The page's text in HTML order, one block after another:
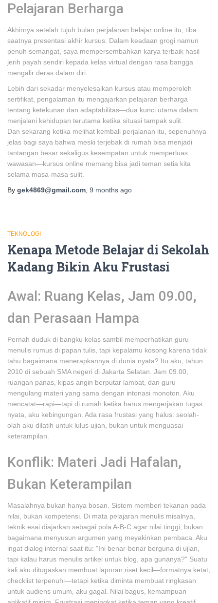
Pelajaran Berharga
Akhirnya setelah tujuh bulan perjalanan belajar online itu, tiba
saatnya presentasi akhir kursus. Dalam keadaan grogi namun
penuh semangat, saya mempersembahkan karya terbaik hasil
jerih payah sendiri kepada kelas virtual dengan rasa bangga
mengalir deras dalam diri.
Lebih dari sekadar menyelesaikan kursus atau memperoleh
sertifikat, pengalaman itu mengajarkan pelajaran berharga
tentang ketekunan dan adaptabilitas—dua kunci utama dalam
menjalani kehidupan terutama ketika situasi tampak sulit.
Dan sekarang ketika melihat kembali perjalanan itu, sepenuhnya
jelas bagi saya bahwa meski terjebak di rumah bisa menjadi
tantangan besar sekaligus kesempatan untuk memperluas
wawasan—kursus online memang bisa jadi teman setia kita
selama masa-masa sulit.
By gek4869@gmail.com 9 months ago
TEKNOLOGI
Kenapa Metode Belajar di Sekolah
Kadang Bikin Aku Frustasi
Awal: Ruang Kelas, Jam 09.00,
dan Perasaan Hampa
Pernah duduk di bangku kelas sambil memperhatikan guru
menulis rumus di papan tulis, tapi kepalamu kosong karena tidak
tahu bagaimana menerapkannya di dunia nyata? Itu aku, tahun
2010 di sebuah SMA negeri di Jakarta Selatan. Jam 09.00,
ruangan panas, kipas angin berputar lambat, dan guru
mengulang materi yang sama dengan intonasi monoton. Aku
mencatat—rapi—tapi di rumah ketika harus mengerjakan tugas
nyata, aku kebingungan. Ada rasa frustasi yang halus: seolah-
olah aku dilatih untuk lulus ujian, bukan untuk menguasai
keterampilan.
Konflik: Materi Jadi Hafalan,
Bukan Keterampilan
Masalahnya bukan hanya bosan. Sistem memberi tekanan pada
nilai, bukan kompetensi. Di mata pelajaran menulis misalnya,
teknik esai diajarkan sebagai pola A-B-C agar nilai tinggi, bukan
bagaimana menyusun argumen yang meyakinkan pembaca. Aku
ingat dialog internal saat itu: "Ini benar-benar berguna di ujian,
tapi kalau harus menulis artikel untuk blog, apa gunanya?" Suatu
kali aku ditugaskan membuat laporan riset kecil—formatnya ketat,
checklist terpenuhi—tetapi ketika diminta membuat ringkasan
untuk audiens umum, aku gagal. Nilai bagus, kemampuan